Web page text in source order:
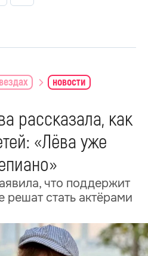
новости
рассказала, как
«Лёва уже
что поддержит
решат стать актёрами